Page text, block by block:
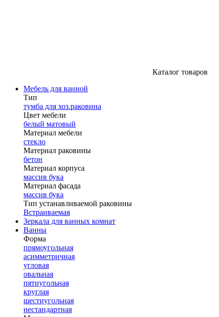
Каталог товаров
Мебель для ванной
Тип
тумба для хоз.раковина
Цвет мебели
белый матовый
Материал мебели
стекло
Материал раковины
бетон
Материал корпуса
массив бука
Материал фасада
массив бука
Тип устанавливаемой раковины
Встраиваемая
Зеркала для ванных комнат
Ванны
Форма
прямоугольная
асимметричная
угловая
овальная
пятиугольная
круглая
шестиугольная
нестандартная